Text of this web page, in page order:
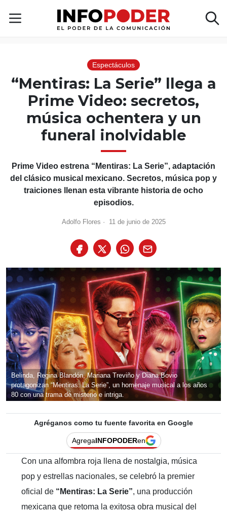
“Mentiras: La Serie” llega a
Prime Video: secretos,
música ochentera y un
funeral inolvidable
Prime Video estrena “Mentiras: La Serie”, adaptación
del clásico musical mexicano. Secretos, música pop y
traiciones llenan esta vibrante historia de ocho
episodios.
Adolfo Flores·11 de junio de 2025
Belinda, Regina Blandón, Mariana Treviño y Diana Bovio
protagonizan “Mentiras: La Serie”, un homenaje musical a los años
80 con una trama de misterio e intriga.
Agréganos como tu fuente favorita en Google